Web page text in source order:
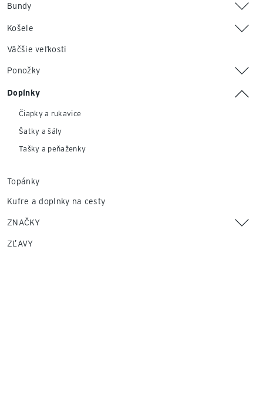
Bundy
Košele
Väčšie veľkosti
Ponožky
Doplnky
Čiapky a rukavice
Šatky a šály
Tašky a peňaženky
Topánky
Kufre a doplnky na cesty
ZNAČKY
ZĽAVY